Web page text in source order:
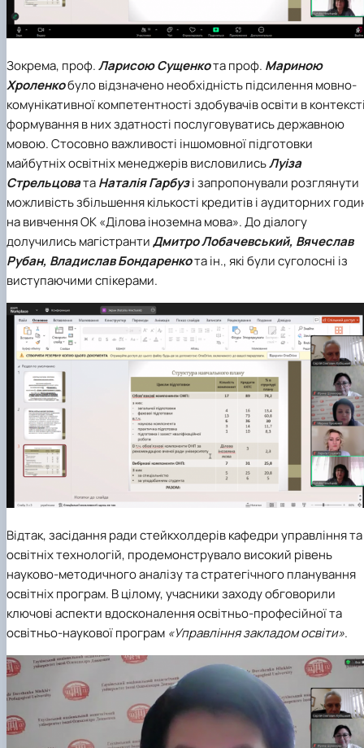
Зокрема, проф.Ларисою Сущенкота проф. Мариною
Хроленкобуло відзначено необхідність підсилення мовно-
комунікативної компетентності здобувачів освіти в
формування в них здатності послуговуватись державною
мовою. Стосовно важливості іншомовної підготовки
майбутніх освітніх менеджерів висловилисьЛуіза
СтрельцоватаНаталія Гарбузі запропонували розглянути
можливість збільшення кількості кредитів і аудиторних
на вивчення ОК «Ділова іноземна мова». До діалогу
долучились магістрантиДмитро Лобачевський, Вячеслав
Рубан, Владислав Бондаренкота ін., які були суголосні із
виступаючими спікерами.
Відтак, засідання ради стейкхолдерів кафедри управління та
освітніх технологій, продемонструвало високий рівень
науково-методичного аналізу та стратегічного планування
освітніх програм. В цілому, учасники заходу обговорили
ключові аспекти вдосконалення освітньо-професійної та
освітньо-наукової програм «Управління закладом освіти».